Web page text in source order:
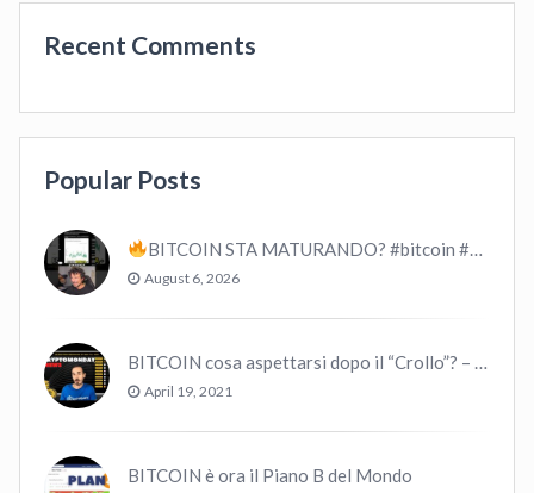
Recent Comments
Popular Posts
BITCOIN STA MATURANDO? #bitcoin #crypto #trading
August 6, 2026
April 19, 2021
BITCOIN è ora il Piano B del Mondo